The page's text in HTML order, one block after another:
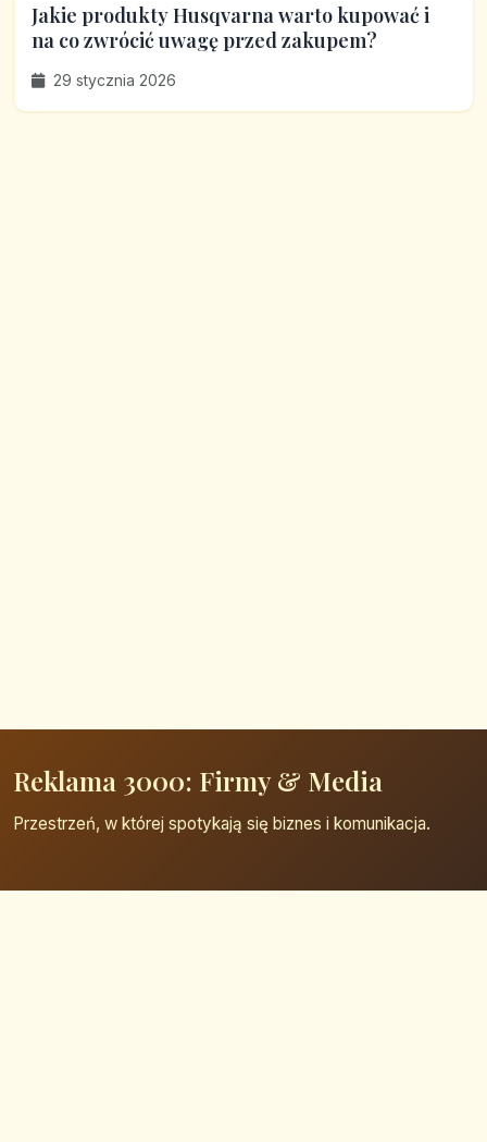
Jakie produkty Husqvarna warto kupować i
na co zwrócić uwagę przed zakupem?
29 stycznia 2026
Reklama 3000: Firmy & Media
Przestrzeń, w której spotykają się biznes i komunikacja.